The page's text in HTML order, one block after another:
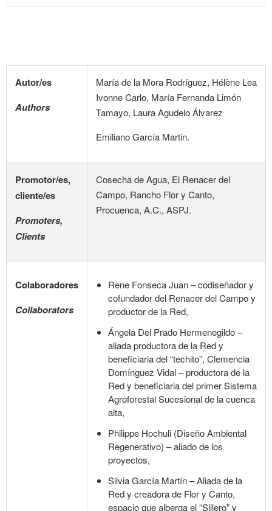
Autor/es
Authors
María de la Mora Rodríguez, Hélène Lea
Ivonne Carlo, María Fernanda Limón
Tamayo, Laura Agudelo Álvarez
Emiliano García Martin.
Promotor/es,
cliente/es
Promoters,
Clients
Cosecha de Agua, El Renacer del
Campo, Rancho Flor y Canto,
Procuenca, A.C., ASPJ.
Colaboradores
Collaborators
Rene Fonseca Juan – codiseñador y
cofundador del Renacer del Campo y
productor de la Red,
Ángela Del Prado Hermenegildo –
aliada productora de la Red y
beneficiaria del “techito”, Clemencia
Domínguez Vidal – productora de la
Red y beneficiaria del primer Sistema
Agroforestal Sucesional de la cuenca
alta,
Philippe Hochuli (Diseño Ambiental
Regenerativo) – aliado de los
proyectos,
Silvia García Martín – Aliada de la
Red y creadora de Flor y Canto,
espacio que alberga el “Sillero” y